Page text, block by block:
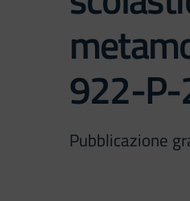
922-
Pubblicazione